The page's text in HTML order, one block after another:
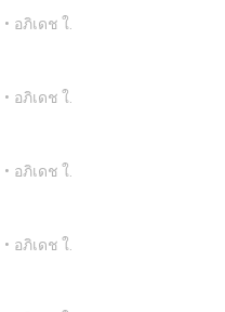
อภิเดช ใ.
อภิเดช ใ.
อภิเดช ใ.
อภิเดช ใ.